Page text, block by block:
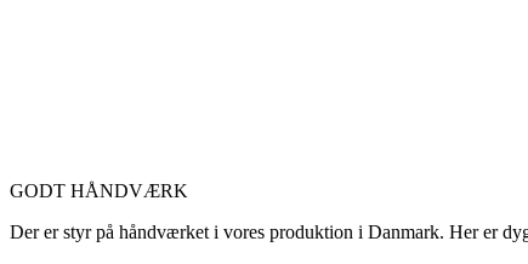
GODT HÅNDVÆRK
Der er styr på håndværket i vores produktion i Danmark. Her er